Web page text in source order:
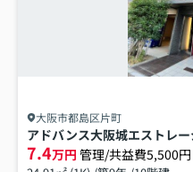
大阪市都島区片町
アドバンス大阪城エストレー
7.4万円 管理/共益費5,500円